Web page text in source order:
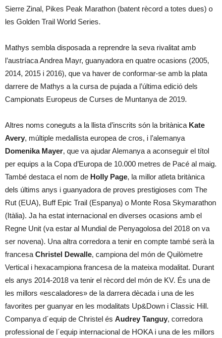
Sierre Zinal, Pikes Peak Marathon (batent rècord a totes dues) o
les Golden Trail World Series.
Mathys sembla disposada a reprendre la seva rivalitat amb
l’austríaca Andrea Mayr, guanyadora en quatre ocasions (2005,
2014, 2015 i 2016), que va haver de conformar-se amb la plata
darrere de Mathys a la cursa de pujada a l’última edició dels
Campionats Europeus de Curses de Muntanya de 2019.
Altres noms coneguts a la llista d’inscrits són la britànica Kate
Avery, múltiple medallista europea de cros, i l’alemanya
Domenika Mayer, que va ajudar Alemanya a aconseguir el títol
per equips a la Copa d’Europa de 10.000 metres de Pacé al maig.
També destaca el nom de Holly Page, la millor atleta britànica
dels últims anys i guanyadora de proves prestigioses com The
Rut (EUA), Buff Epic Trail (Espanya) o Monte Rosa Skymarathon
(Itàlia). Ja ha estat internacional en diverses ocasions amb el
Regne Unit (va estar al Mundial de Penyagolosa del 2018 on va
ser novena). Una altra corredora a tenir en compte també serà la
francesa Christel Dewalle, campiona del món de Quilòmetre
Vertical i hexacampiona francesa de la mateixa modalitat. Durant
els anys 2014-2018 va tenir el rècord del món de KV. És una de
les millors «escaladores» de la darrera dècada i una de les
favorites per guanyar en les modalitats Up&Down i Classic Hill.
Companya d´equip de Christel és Audrey Tanguy, corredora
professional de l´equip internacional de HOKA i una de les millors